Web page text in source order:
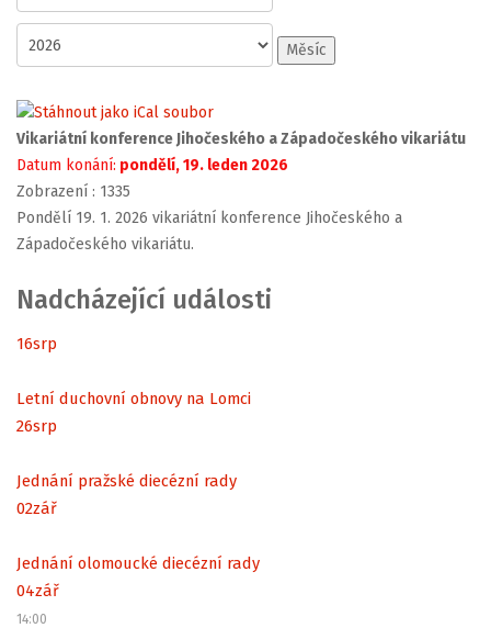
Měsíc
Vikariátní konference Jihočeského a Západočeského vikariátu
Datum konání: pondělí, 19. leden 2026
Zobrazení : 1335
Pondělí 19. 1. 2026 vikariátní konference Jihočeského a
Západočeského vikariátu.
Nadcházející události
16srp
Letní duchovní obnovy na Lomci
26srp
Jednání pražské diecézní rady
02zář
Jednání olomoucké diecézní rady
04zář
14:00